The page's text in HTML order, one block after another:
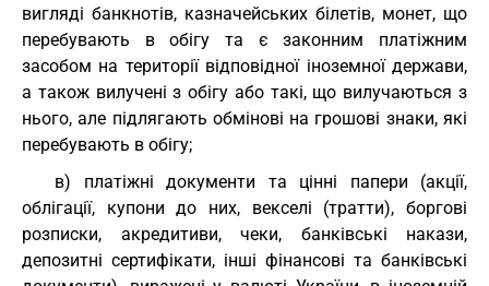
вигляді банкнотів, казначейських білетів, монет, що
перебувають в обігу та є законним платіжним
засобом на території відповідної іноземної держави,
а також вилучені з обігу або такі, що вилучаються з
нього, але підлягають обмінові на грошові знаки, які
перебувають в обігу;
в) платіжні документи та цінні папери (акції,
облігації, купони до них, векселі (тратти), боргові
розписки, акредитиви, чеки, банківські накази,
депозитні сертифікати, інші фінансові та банківські